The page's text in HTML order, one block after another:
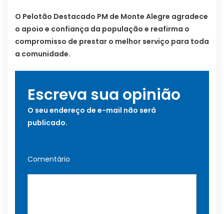
O Pelotão Destacado PM de Monte Alegre agradece
o apoio e confiança da população e reafirma o
compromisso de prestar o melhor serviço para toda
a comunidade.
Escreva sua opinião
O seu endereço de e-mail não será
publicado.
Comentário